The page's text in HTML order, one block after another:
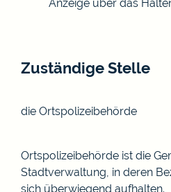
Anzeige über das
Zuständige Stelle
die Ortspolizeibehörde
Ortspolizeibehörde ist die
Stadtverwaltung, in deren
sich überwiegend aufhalten.